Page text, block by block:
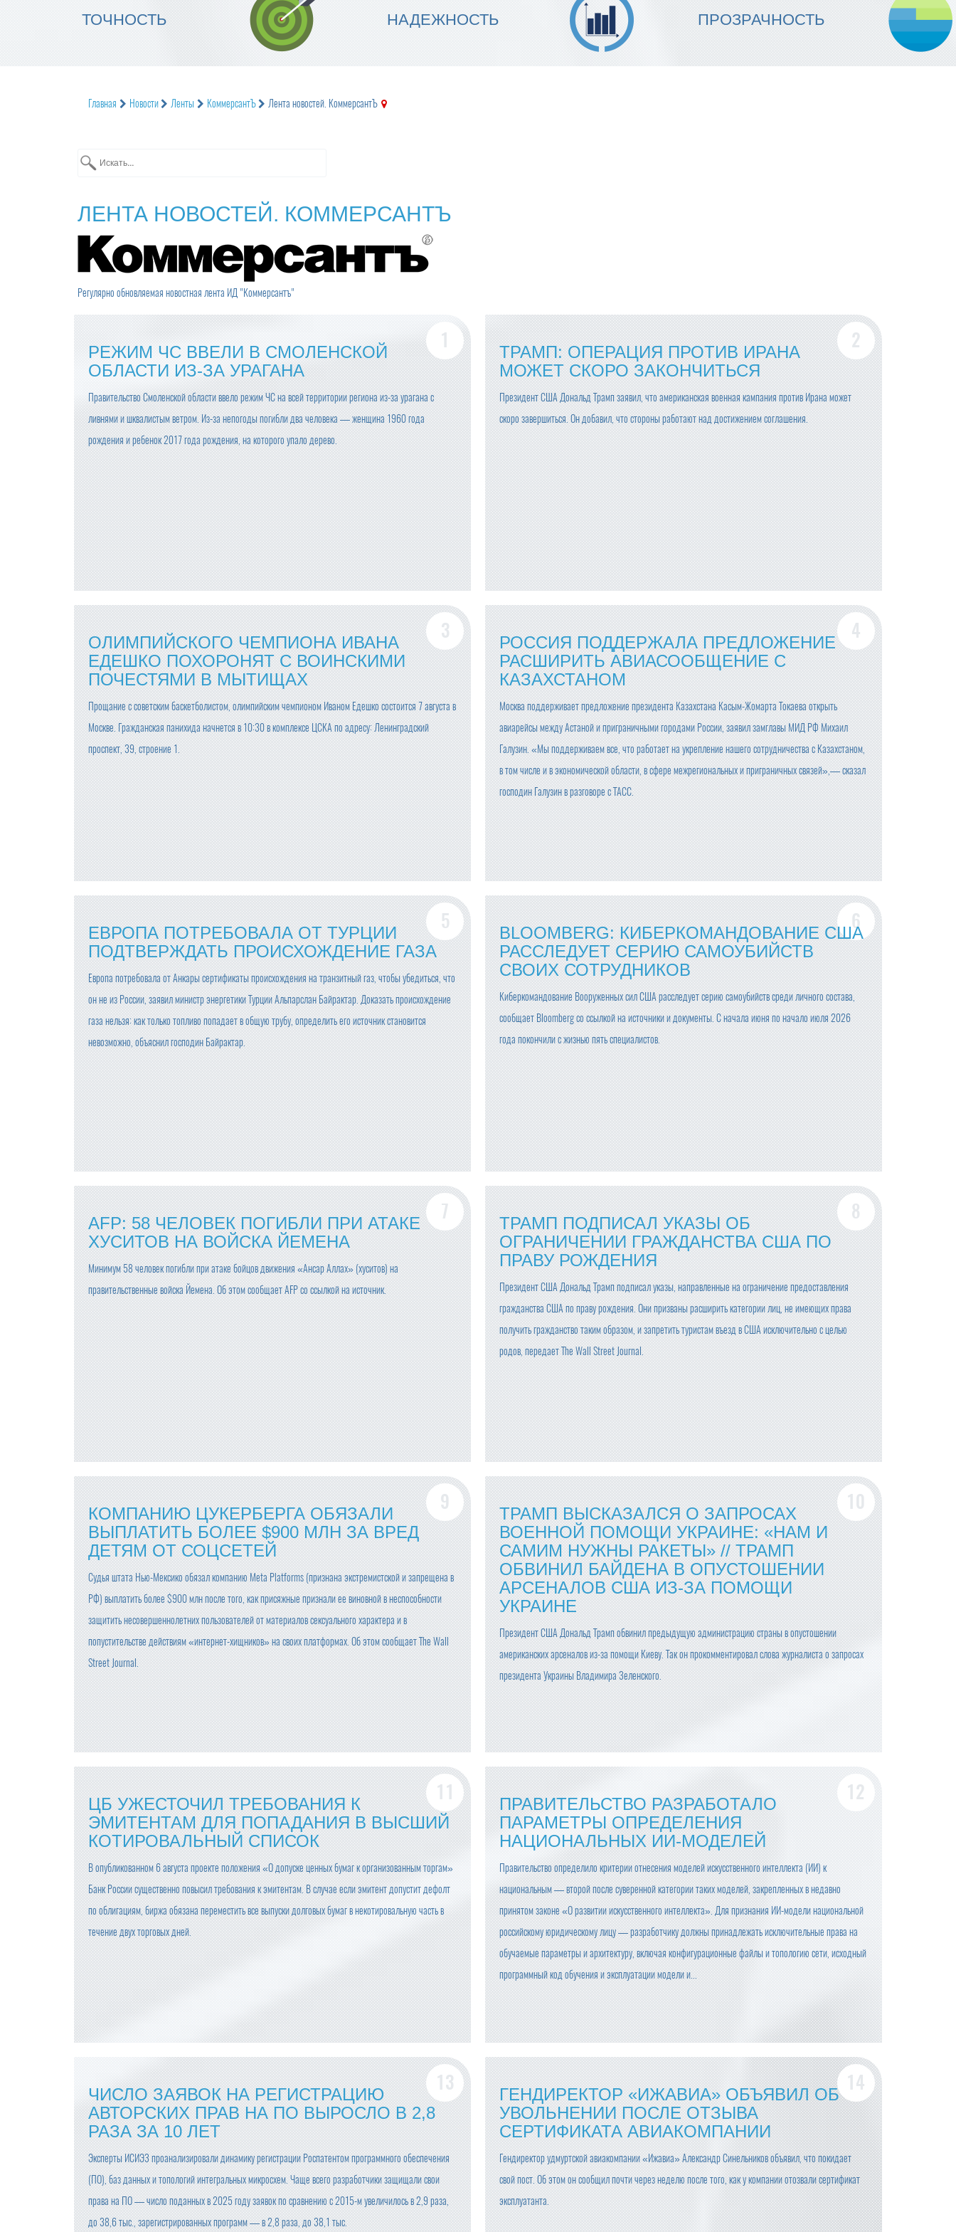
ТОЧНОСТЬ
МЫ ГАРАНТИРУЕМ ТОЧНОСТЬ
ИСПОЛНЕНИЯ
НАДЕЖНОСТЬ
МЫ ОБЕСПЕЧИВАЕМ
НАДЕЖНОСТЬ ИСПОЛНЕНИЯ
ПРОЗРАЧНОСТЬ
Главная Новости Ленты КоммерсантЪ Лента новостей. КоммерсантЪ
ЛЕНТА НОВОСТЕЙ. КОММЕРСАНТЪ
Регулярно обновляемая новостная лента ИД "Коммерсантъ"
РЕЖИМ ЧС ВВЕЛИ В СМОЛЕНСКОЙ
ОБЛАСТИ ИЗ-ЗА УРАГАНА
Правительство Смоленской области ввело режим ЧС на всей территории региона из-за урагана с
ливнями и шквалистым ветром. Из-за непогоды погибли два человека — женщина 1960 года
рождения и ребенок 2017 года рождения, на которого упало дерево.
ТРАМП: ОПЕРАЦИЯ ПРОТИВ ИРАНА
МОЖЕТ СКОРО ЗАКОНЧИТЬСЯ
Президент США Дональд Трамп заявил, что американская военная кампания против Ирана может
скоро завершиться. Он добавил, что стороны работают над достижением соглашения.
ОЛИМПИЙСКОГО ЧЕМПИОНА ИВАНА
ЕДЕШКО ПОХОРОНЯТ С ВОИНСКИМИ
ПОЧЕСТЯМИ В МЫТИЩАХ
Прощание с советским баскетболистом, олимпийским чемпионом Иваном Едешко состоится 7 августа в
Москве. Гражданская панихида начнется в 10:30 в комплексе ЦСКА по адресу: Ленинградский
проспект, 39, строение 1.
РОССИЯ ПОДДЕРЖАЛА ПРЕДЛОЖЕНИЕ
РАСШИРИТЬ АВИАСООБЩЕНИЕ С
КАЗАХСТАНОМ
Москва поддерживает предложение президента Казахстана Касым-Жомарта Токаева открыть
авиарейсы между Астаной и приграничными городами России, заявил замглавы МИД РФ Михаил
Галузин. «Мы поддерживаем все, что работает на укрепление нашего сотрудничества с Казахстаном,
в том числе и в экономической области, в сфере межрегиональных и приграничных связей»,— сказал
господин Галузин в разговоре с ТАСС.
ЕВРОПА ПОТРЕБОВАЛА ОТ ТУРЦИИ
ПОДТВЕРЖДАТЬ ПРОИСХОЖДЕНИЕ ГАЗА
Европа потребовала от Анкары сертификаты происхождения на транзитный газ, чтобы убедиться, что
он не из России, заявил министр энергетики Турции Альпарслан Байрактар. Доказать происхождение
газа нельзя: как только топливо попадает в общую трубу, определить его источник становится
невозможно, объяснил господин Байрактар.
BLOOMBERG: КИБЕРКОМАНДОВАНИЕ США
РАССЛЕДУЕТ СЕРИЮ САМОУБИЙСТВ
СВОИХ СОТРУДНИКОВ
Киберкомандование Вооруженных сил США расследует серию самоубийств среди личного состава,
сообщает Bloomberg со ссылкой на источники и документы. С начала июня по начало июля 2026
года покончили с жизнью пять специалистов.
AFP: 58 ЧЕЛОВЕК ПОГИБЛИ ПРИ АТАКЕ
ХУСИТОВ НА ВОЙСКА ЙЕМЕНА
Минимум 58 человек погибли при атаке бойцов движения «Ансар Аллах» (хуситов) на
правительственные войска Йемена. Об этом сообщает AFP со ссылкой на источник.
ТРАМП ПОДПИСАЛ УКАЗЫ ОБ
ОГРАНИЧЕНИИ ГРАЖДАНСТВА США ПО
ПРАВУ РОЖДЕНИЯ
Президент США Дональд Трамп подписал указы, направленные на ограничение предоставления
гражданства США по праву рождения. Они призваны расширить категории лиц, не имеющих права
получить гражданство таким образом, и запретить туристам въезд в США исключительно с целью
родов, передает The Wall Street Journal.
КОМПАНИЮ ЦУКЕРБЕРГА ОБЯЗАЛИ
ВЫПЛАТИТЬ БОЛЕЕ $900 МЛН ЗА ВРЕД
ДЕТЯМ ОТ СОЦСЕТЕЙ
Судья штата Нью-Мексико обязал компанию Meta Platforms (признана экстремистской и запрещена в
РФ) выплатить более $900 млн после того, как присяжные признали ее виновной в неспособности
защитить несовершеннолетних пользователей от материалов сексуального характера и в
попустительстве действиям «интернет-хищников» на своих платформах. Об этом сообщает The Wall
Street Journal.
ТРАМП ВЫСКАЗАЛСЯ О ЗАПРОСАХ
ВОЕННОЙ ПОМОЩИ УКРАИНЕ: «НАМ И
САМИМ НУЖНЫ РАКЕТЫ» // ТРАМП
ОБВИНИЛ БАЙДЕНА В ОПУСТОШЕНИИ
АРСЕНАЛОВ США ИЗ-ЗА ПОМОЩИ
УКРАИНЕ
Президент США Дональд Трамп обвинил предыдущую администрацию страны в опустошении
американских арсеналов из-за помощи Киеву. Так он прокомментировал слова журналиста о запросах
президента Украины Владимира Зеленского.
ЦБ УЖЕСТОЧИЛ ТРЕБОВАНИЯ К
ЭМИТЕНТАМ ДЛЯ ПОПАДАНИЯ В ВЫСШИЙ
КОТИРОВАЛЬНЫЙ СПИСОК
В опубликованном 6 августа проекте положения «О допуске ценных бумаг к организованным торгам»
Банк России существенно повысил требования к эмитентам. В случае если эмитент допустит дефолт
по облигациям, биржа обязана переместить все выпуски долговых бумаг в некотировальную часть в
течение двух торговых дней.
ПРАВИТЕЛЬСТВО РАЗРАБОТАЛО
ПАРАМЕТРЫ ОПРЕДЕЛЕНИЯ
НАЦИОНАЛЬНЫХ ИИ-МОДЕЛЕЙ
Правительство определило критерии отнесения моделей искусственного интеллекта (ИИ) к
национальным — второй после суверенной категории таких моделей, закрепленных в недавно
принятом законе «О развитии искусственного интеллекта». Для признания ИИ-модели национальной
российскому юридическому лицу — разработчику должны принадлежать исключительные права на
обучаемые параметры и архитектуру, включая конфигурационные файлы и топологию сети, исходный
программный код обучения и эксплуатации модели и...
ЧИСЛО ЗАЯВОК НА РЕГИСТРАЦИЮ
АВТОРСКИХ ПРАВ НА ПО ВЫРОСЛО В 2,8
РАЗА ЗА 10 ЛЕТ
Эксперты ИСИЭЗ проанализировали динамику регистрации Роспатентом программного обеспечения
(ПО), баз данных и топологий интегральных микросхем. Чаще всего разработчики защищали свои
права на ПО — число поданных в 2025 году заявок по сравнению с 2015-м увеличилось в 2,9 раза,
до 38,6 тыс., зарегистрированных программ — в 2,8 раза, до 38,1 тыс.
ГЕНДИРЕКТОР «ИЖАВИА» ОБЪЯВИЛ ОБ
УВОЛЬНЕНИИ ПОСЛЕ ОТЗЫВА
СЕРТИФИКАТА АВИАКОМПАНИИ
Гендиректор удмуртской авиакомпании «Ижавиа» Александр Синельников объявил, что покидает
свой пост. Об этом он сообщил почти через неделю после того, как у компании отозвали сертификат
эксплуатанта.